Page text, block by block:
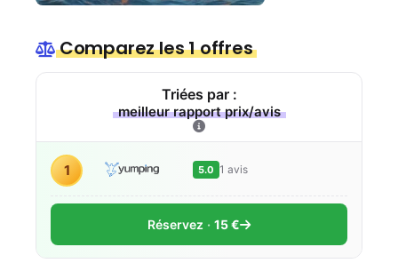
Comparez les 1 offres
Triées par :
meilleur rapport prix/avis
1 5.0 1 avis
Réservez 15 €